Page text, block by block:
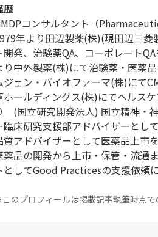
歴
コンサルタント（
年より田辺製薬(株)(現田辺三菱
開発、治験薬QA、コーポレート
り中外製薬(株)にて治験薬・医薬
ジェン・バイオファーマ(株)にて
ホールディングス(株)にてヘルス
(国立研究開発法人) 国立精神・
臨床研究支援部アドバイザーとし
質アドバイザーとして医薬品上市を
薬品の開発から上市・保管・流通
としてGood Practicesの支援依頼
のプロフィールは掲載記事執筆時点で